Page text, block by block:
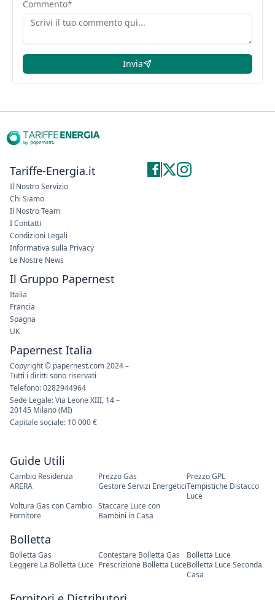
Commento*
Invia
Guide Utili
Cambio Residenza Prezzo Gas
Prezzo GPL
ARERA
Gestore Servizi EnergeticiTempistiche Distacco
Luce
Voltura Gas con Cambio
Fornitore
Staccare Luce con
Bambini in Casa
Bolletta
Bolletta Gas Contestare Bolletta Gas
Bolletta Luce
Leggere La Bolletta Luce Prescrizione Bolletta LuceBolletta Luce Seconda
Casa
Tariffe-Energia.it
Il Nostro Servizio
Chi Siamo
Il Nostro Team
I Contatti
Condizioni Legali
Informativa sulla Privacy
Le Nostre News
Il Gruppo Papernest
Italia
Francia
Spagna
UK
Papernest Italia
Copyright © papernest.com 2024 –
Tutti i diritti sono riservati
Telefono: 0282944964
Sede Legale: Via Leone XIII, 14 –
20145 Milano (MI)
Capitale sociale: 10 000 €